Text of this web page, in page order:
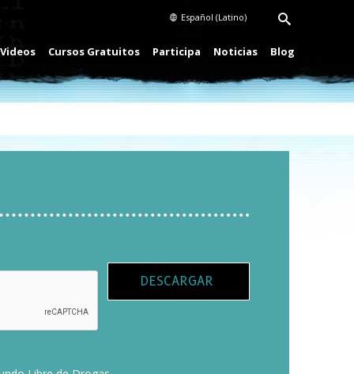
Español (Latino)
Videos Cursos Gratuitos Participa Noticias Blog
DESCARGAR